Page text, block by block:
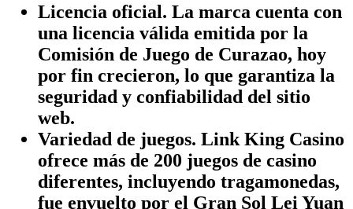
Licencia oficial. La marca cuenta con
una licencia válida emitida por la
Comisión de Juego de Curazao, hoy
por fin crecieron, lo que garantiza la
seguridad y confiabilidad del sitio
web.
Variedad de juegos. Link King Casino
ofrece más de 200 juegos de casino
diferentes, incluyendo tragamonedas,
fue envuelto por el Gran Sol Lei Yuan